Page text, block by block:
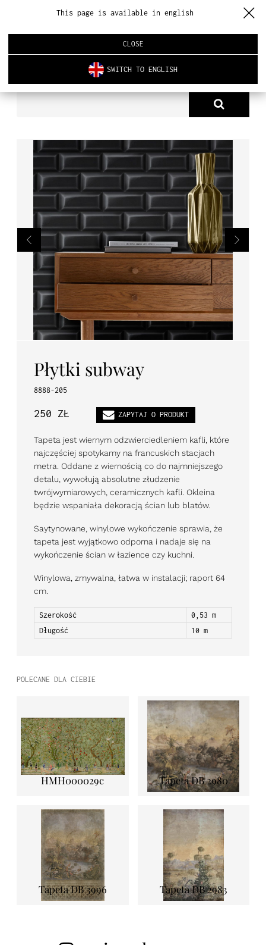
O NAS
NOWOŚCI
ARCHITEKTURA WNĘTRZ
REALIZACJE
AKTUALNOŚCI
EN DE
PŁYTKI SUBWAY
Płytki subway
8888-205
250 ZŁ ZAPYTAJ O PRODUKT
Tapeta jest wiernym odzwierciedleniem kafli, które
najczęściej spotykamy na francuskich stacjach
metra. Oddane z wiernością co do najmniejszego
detalu, wywołują absolutne złudzenie
twrójwymiarowych, ceramicznych kafli. Okleina
będzie wspaniała dekoracją ścian lub blatów.
Saytynowane, winylowe wykończenie sprawia, że
tapeta jest wyjątkowo odporna i nadaje się na
wykończenie ścian w łazience czy kuchni.
Winylowa, zmywalna, łatwa w instalacji; raport 64
cm.
Szerokość
0,53 m
Długość
10 m
POLECANE DLA CIEBIE
HMH000029c Tapeta DB 2980
Tapeta DB 3996 Tapeta DB 2983
This page is available in english
CLOSE
SWITCH TO ENGLISH